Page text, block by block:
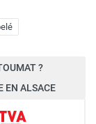
?
EN ALSACE